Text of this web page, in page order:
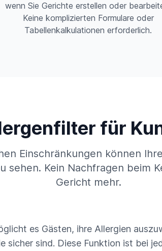
wenn Sie Gerichte erstellen oder
Keine komplizierten Formulare oder
Tabellenkalkulationen erforderlich.
für
Einschränkungen können
sehen. Kein Nachfragen beim
Gericht mehr.
es Gästen, ihre Allergien
sicher sind. Diese Funktion ist bei